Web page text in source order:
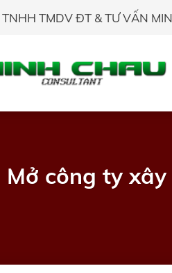
TNHH TMDV ĐT & TƯ VẤN
Mở công ty